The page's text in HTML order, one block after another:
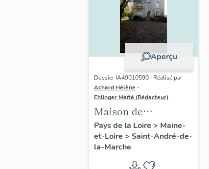
Aperçu
Dossier IA49010590 | Réalisé par
Achard Hélène -
Ehlinger Maïté (Rédacteur)
Maison de
l'industriel Victor
Ripoche fondateur
de l'usine Morinière-
Ripoche, 15 rue du
Pays de la Loire > Maine-
et-Loire > Saint-André-de-
la-Marche